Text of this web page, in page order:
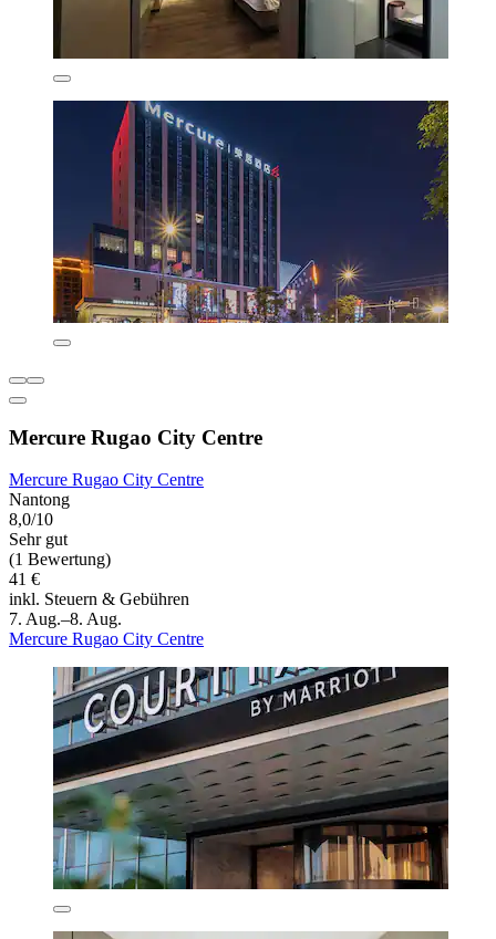
Mercure Rugao City Centre
Mercure Rugao City Centre
Nantong
8,0/10
Sehr gut
(1 Bewertung)
41 €
inkl. Steuern & Gebühren
7. Aug.–8. Aug.
Mercure Rugao City Centre